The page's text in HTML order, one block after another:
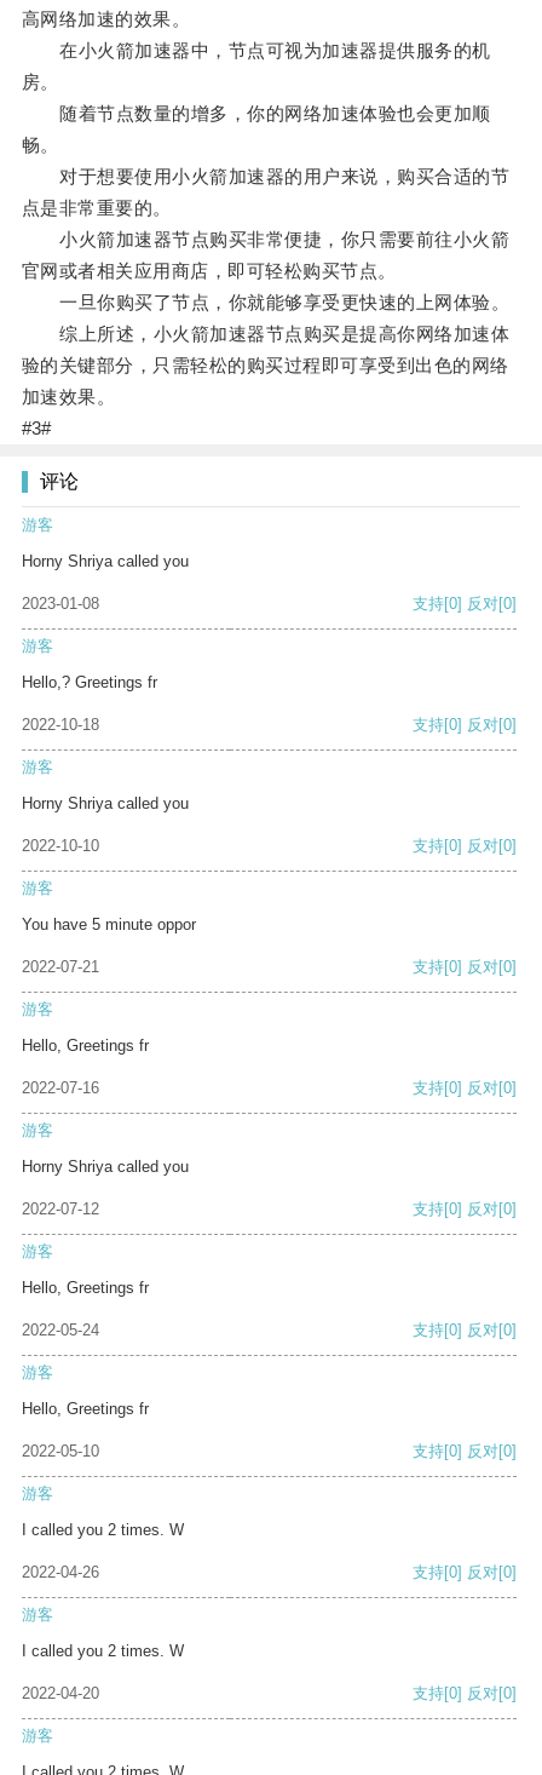
高网络加速的效果。
在小火箭加速器中，节点可视为加速器提供服务的机
房。
随着节点数量的增多，你的网络加速体验也会更加顺
畅。
对于想要使用小火箭加速器的用户来说，购买合适的节
点是非常重要的。
小火箭加速器节点购买非常便捷，你只需要前往小火箭
官网或者相关应用商店，即可轻松购买节点。
一旦你购买了节点，你就能够享受更快速的上网体验。
综上所述，小火箭加速器节点购买是提高你网络加速体
验的关键部分，只需轻松的购买过程即可享受到出色的网络
加速效果。
#3#
评论
游客
Horny Shriya called you
2023-01-08 支持[0] 反对[0]
游客
Hello,? Greetings fr
2022-10-18 支持[0] 反对[0]
游客
Horny Shriya called you
2022-10-10 支持[0] 反对[0]
游客
You have 5 minute oppor
2022-07-21 支持[0] 反对[0]
游客
Hello, Greetings fr
2022-07-16 支持[0] 反对[0]
游客
Horny Shriya called you
2022-07-12 支持[0] 反对[0]
游客
Hello, Greetings fr
2022-05-24 支持[0] 反对[0]
游客
Hello, Greetings fr
2022-05-10 支持[0] 反对[0]
游客
I called you 2 times. W
2022-04-26 支持[0] 反对[0]
游客
I called you 2 times. W
2022-04-20 支持[0] 反对[0]
游客